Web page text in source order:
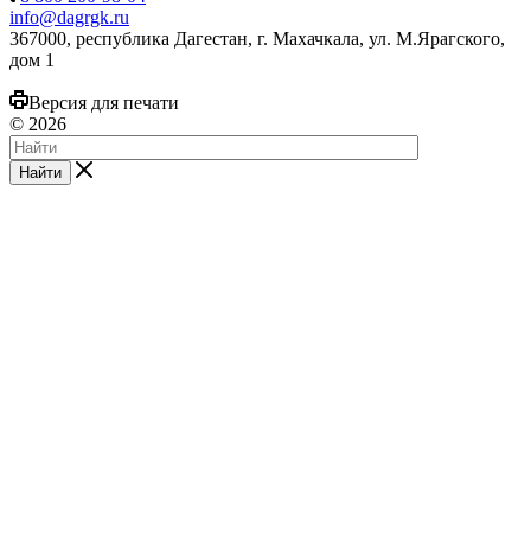
info@dagrgk.ru
367000, республика Дагестан, г. Махачкала, ул. М.Ярагского,
дом 1
Версия для печати
© 2026
Найти